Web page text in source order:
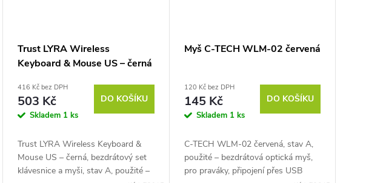
Trust LYRA Wireless
Keyboard & Mouse US – černá
416 Kč bez DPH
503 Kč
Skladem 1 ks
DO KOŠÍKU
Trust LYRA Wireless Keyboard &
Mouse US – černá, bezdrátový set
klávesnice a myši, stav A, použité –
Myš C-TECH WLM-02 červená
120 Kč bez DPH
145 Kč
Skladem 1 ks
DO KOŠÍKU
C-TECH WLM-02 červená, stav A,
použité – bezdrátová optická myš,
pro praváky, připojení přes USB